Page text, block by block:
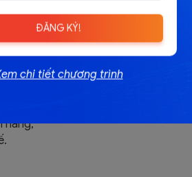
ĐĂNG KÝ!
chi tiết chương trình
tổ
khai
theo
hàng,